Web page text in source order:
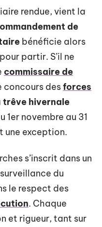
rendue, vient la
de
bénéficie alors
partir. S’il ne
commissaire de
concours desforces
trêve hivernale
novembre au 31
une exception.
s’inscrit dans un
du
le respect des
. Chaque
et rigueur, tant sur